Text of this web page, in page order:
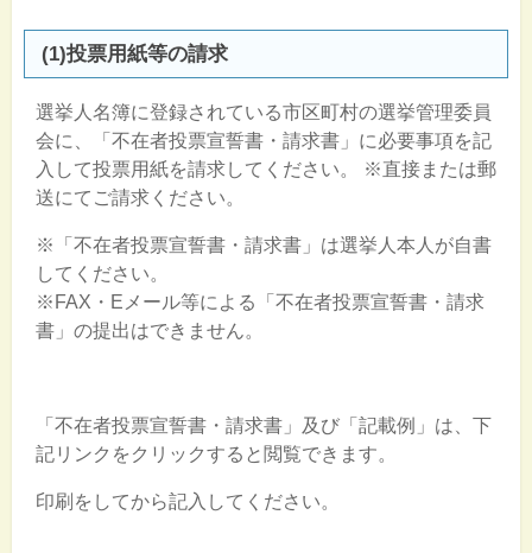
(1)投票用紙等の請求
選挙人名簿に登録されている市区町村の選挙管理委員
会に、「不在者投票宣誓書・請求書」に必要事項を記
入して投票用紙を請求してください。 ※直接または郵
送にてご請求ください。
※「不在者投票宣誓書・請求書」は選挙人本人が自書
してください。
※FAX・Eメール等による「不在者投票宣誓書・請求
書」の提出はできません。
「不在者投票宣誓書・請求書」及び「記載例」は、下
記リンクをクリックすると閲覧できます。
印刷をしてから記入してください。